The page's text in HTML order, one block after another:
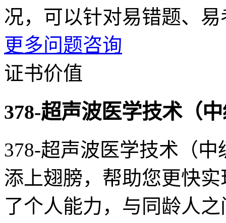
况，可以针对易错题、
更多问题咨询
证书价值
378-超声波医学技术（
378-超声波医学技术（
添上翅膀，帮助您更快
了个人能力，与同龄人